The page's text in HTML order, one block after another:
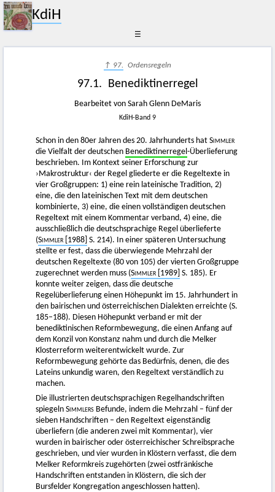
KdiH
☰
↑ 97. Ordensregeln
97.1. Benediktinerregel
Bearbeitet von Sarah Glenn DeMaris
KdiH-Band 9
Schon in den 80er Jahren des 20. Jahrhunderts hat Simmler
die Vielfalt der deutschen Benediktinerregel-Überlieferung
beschrieben. Im Kontext seiner Erforschung zur
›Makrostruktur‹ der Regel gliederte er die Regeltexte in
vier Großgruppen: 1) eine rein lateinische Tradition, 2)
eine, die den lateinischen Text mit dem deutschen
kombinierte, 3) eine, die einen vollständigen deutschen
Regeltext mit einem Kommentar verband, 4) eine, die
ausschließlich die deutschsprachige Regel überlieferte
(Simmler [1988] S. 214). In einer späteren Untersuchung
stellte er fest, dass die überwiegende Mehrzahl der
deutschen Regeltexte (80 von 105) der vierten Großgruppe
zugerechnet werden muss (Simmler [1989] S. 185). Er
konnte weiter zeigen, dass die deutsche
Regelüberlieferung einen Höhepunkt im 15. Jahrhundert in
den bairischen und österreichischen Dialekten erreichte (S.
185–188). Diesen Höhepunkt verband er mit der
benediktinischen Reformbewegung, die einen Anfang auf
dem Konzil von Konstanz nahm und durch die Melker
Klosterreform weiterentwickelt wurde. Zur
Reformbewegung gehörte das Bedürfnis, denen, die des
Lateins unkundig waren, den Regeltext verständlich zu
machen.
Die illustrierten deutschsprachigen Regelhandschriften
spiegeln Simmlers Befunde, indem die Mehrzahl – fünf der
sieben Handschriften – den Regeltext eigenständig
überliefern (die anderen zwei mit Kommentar), vier
wurden in bairischer oder österreichischer Schreibsprache
geschrieben, und vier wurden in Klöstern verfasst, die dem
Melker Reformkreis zugehörten (zwei ostfränkische
Handschriften entstanden in Klöstern, die sich der
Bursfelder Kongregation angeschlossen hatten).